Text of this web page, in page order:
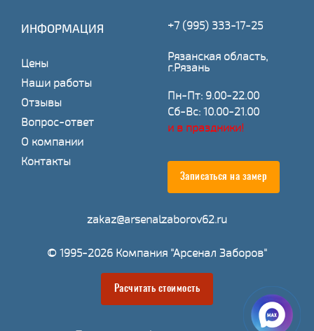
ИНФОРМАЦИЯ
Цены
Наши работы
Отзывы
Вопрос-ответ
О компании
Контакты
+7 (995) 333-17-25
Рязанская область,
г.Рязань
Пн-Пт: 9.00-22.00
Сб-Вс: 10.00-21.00
и в праздники!
Записаться на замер
zakaz@arsenalzaborov62.ru
© 1995-2026 Компания "Арсенал Заборов"
Расчитать стоимость